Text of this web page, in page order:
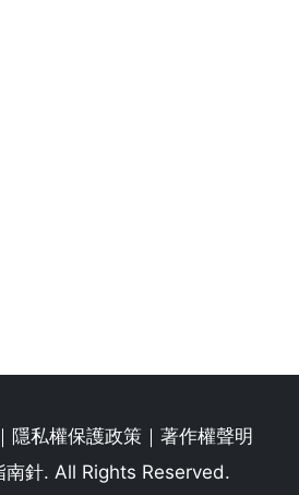
｜ 隱私權保護政策 ｜ 著作權聲明
針. All Rights Reserved.